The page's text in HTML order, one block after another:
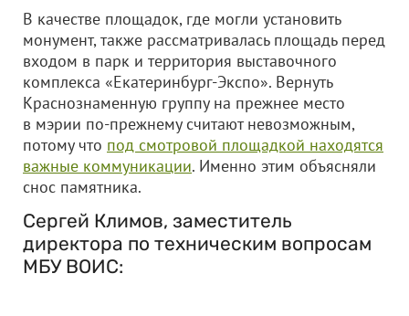
В качестве площадок, где могли установить
монумент, также рассматривалась площадь перед
входом в парк и территория выставочного
комплекса «Екатеринбург-Экспо». Вернуть
Краснознаменную группу на прежнее место
в мэрии по-прежнему считают невозможным,
потому что под смотровой площадкой находятся
важные коммуникации. Именно этим объясняли
снос памятника.
Сергей Климов, заместитель
директора по техническим вопросам
МБУ ВОИС: